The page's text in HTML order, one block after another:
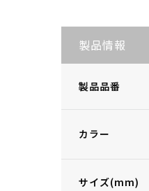
製品情報
製品品番
カラー
サイズ(mm)